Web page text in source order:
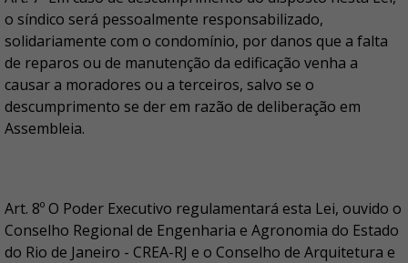
o síndico será pessoalmente responsabilizado,
solidariamente com o condomínio, por danos que a falta
de reparos ou de manutenção da edificação venha a
causar a moradores ou a terceiros, salvo se o
descumprimento se der em razão de deliberação em
Assembleia.
Art. 8º O Poder Executivo regulamentará esta Lei, ouvido o
Conselho Regional de Engenharia e Agronomia do Estado
do Rio de Janeiro - CREA-RJ e o Conselho de Arquitetura e